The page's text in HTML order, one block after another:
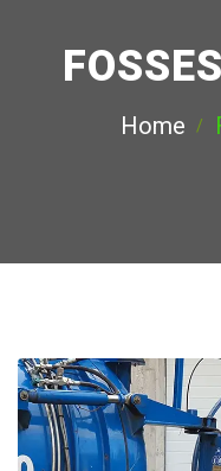
Home